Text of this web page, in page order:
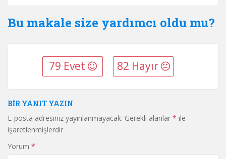
Bu makale size yardımcı oldu mu?
79 Evet 82 Hayır
BIR YANIT YAZIN
E-posta adresiniz yayınlanmayacak. Gerekli alanlar * ile
işaretlenmişlerdir
Yorum *